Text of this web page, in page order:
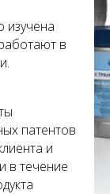
изучена
в
патентов
и
в течение